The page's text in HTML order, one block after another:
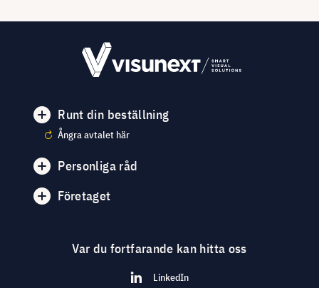
Runt din beställning
Ångra avtalet här
Personliga råd
Företaget
Var du fortfarande kan hitta oss
LinkedIn